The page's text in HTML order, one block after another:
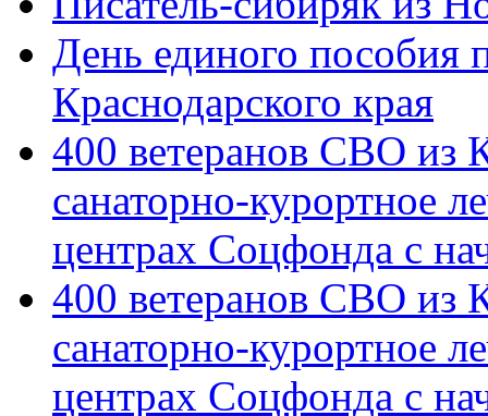
День единого пособия
Краснодарского края
400 ветеранов СВО из
санаторно-курортное
центрах Соцфонда с
400 ветеранов СВО из
санаторно-курортное
центрах Соцфонда с